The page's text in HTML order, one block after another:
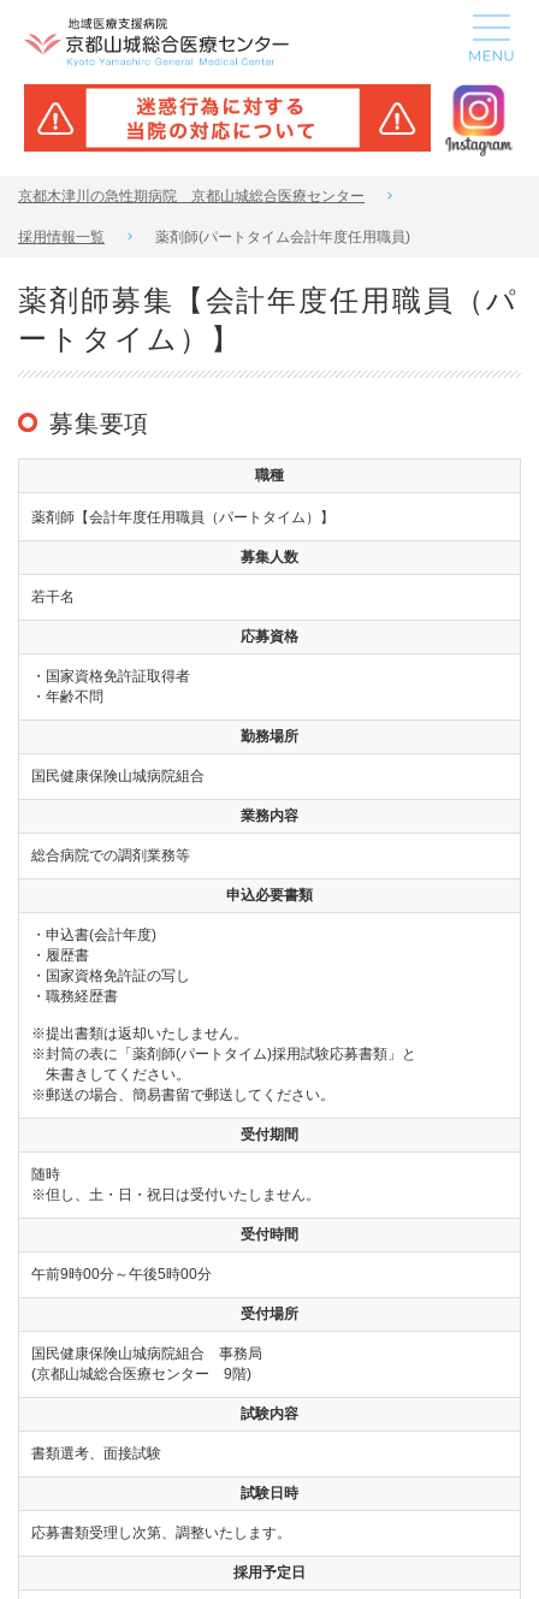
京都木津川の急性期病院 京都山城総合医療センター
採用情報一覧 薬剤師(パートタイム会計年度任用職員)
薬剤師募集【会計年度任用職員（パ
ートタイム）】
募集要項
職種
薬剤師【会計年度任用職員（パートタイム）】
募集人数
若干名
応募資格
・国家資格免許証取得者
・年齢不問
勤務場所
国民健康保険山城病院組合
業務内容
総合病院での調剤業務等
申込必要書類
・申込書(会計年度)
・履歴書
・国家資格免許証の写し
・職務経歴書
※提出書類は返却いたしません。
※封筒の表に「薬剤師(パートタイム)採用試験応募書類」と
朱書きしてください。
※郵送の場合、簡易書留で郵送してください。
受付期間
随時
※但し、土・日・祝日は受付いたしません。
受付時間
午前9時00分～午後5時00分
受付場所
国民健康保険山城病院組合 事務局
(京都山城総合医療センター 9階)
試験内容
書類選考、面接試験
試験日時
応募書類受理し次第、調整いたします。
採用予定日